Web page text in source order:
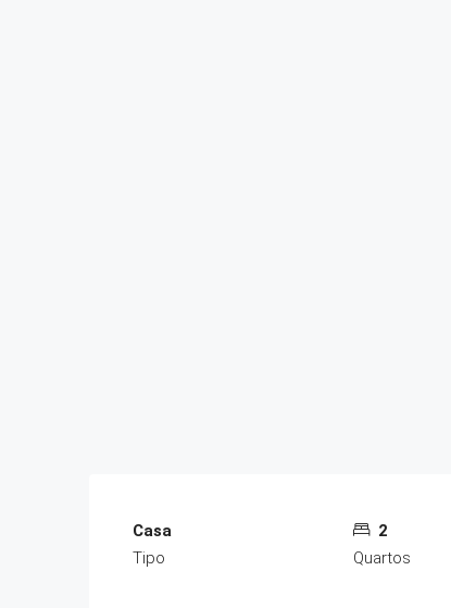
Casa
Tipo
2
Quartos